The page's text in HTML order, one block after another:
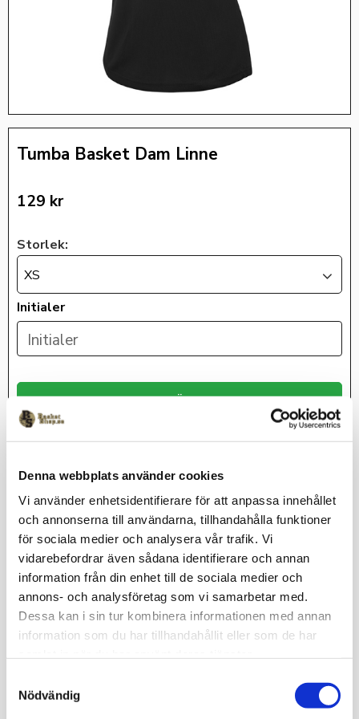
Denna webbplats använder cookies
Vi använder enhetsidentifierare för att anpassa innehållet
och annonserna till användarna, tillhandahålla funktioner
för sociala medier och analysera vår trafik. Vi
vidarebefordrar även sådana identifierare och annan
information från din enhet till de sociala medier och
annons- och analysföretag som vi samarbetar med.
Dessa kan i sin tur kombinera informationen med annan
information som du har tillhandahållit eller som de har
Nödvändig
Tumba Basket Dam Linne
129 kr
Storlek:
XS
KÖP
Initialer
Lagerstatus
Beställningsvara
Artikelnr
TumbaBasketlinne_001
Damlinne ink klubbmärke vänster bröst.
Material: 100% polyester.
Storlek: XS, S, M, L, XL.
Leveranstid: Ca 3 veckor
Omdömen